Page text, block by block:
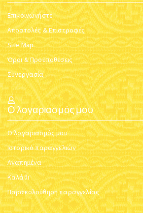
Επικοινωνήστε
Αποστολές & Επιστροφές
Site Map
Όροι & Προϋποθέσεις
Συνεργασία
Ο λογαριασμός μου
Ο λογαριασμός μου
Ιστορικό παραγγελιών
Αγαπημένα
Καλάθι
Παρακολούθηση παραγγελίας